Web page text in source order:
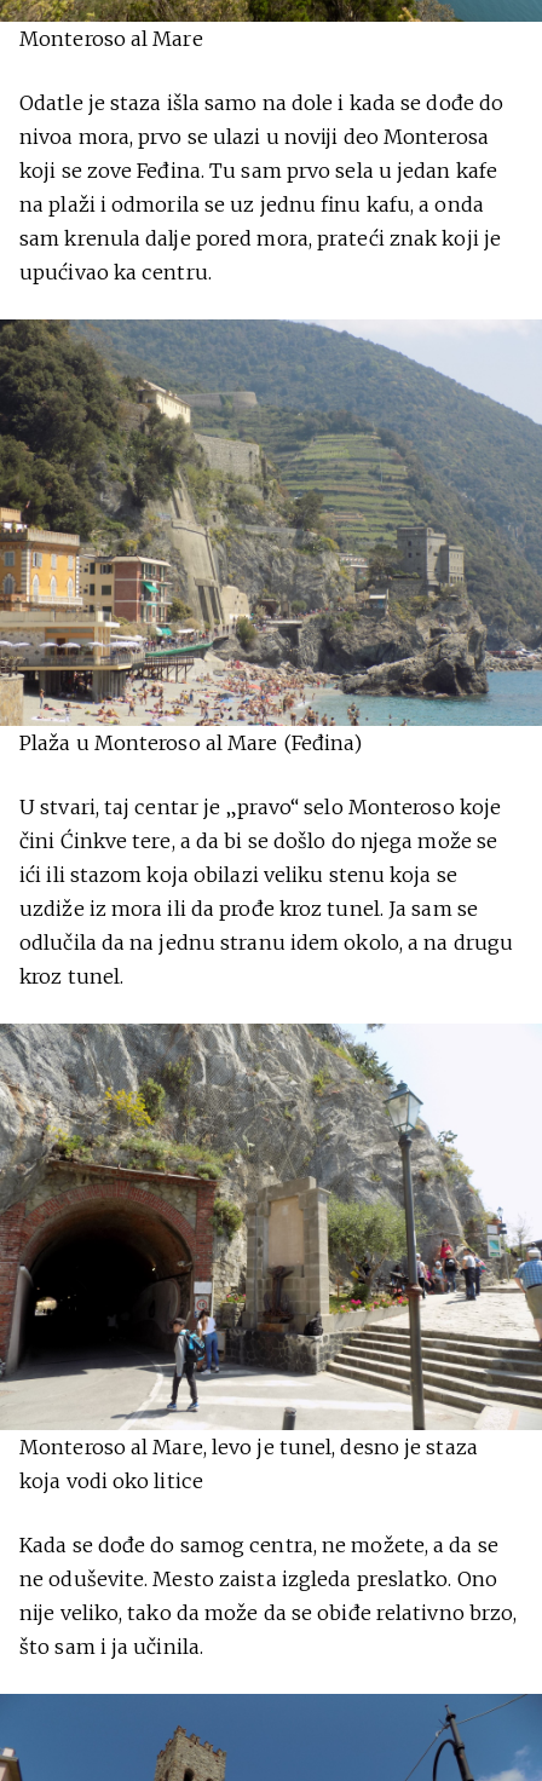
Monteroso al Mare
Odatle je staza išla samo na dole i kada se dođe do
nivoa mora, prvo se ulazi u noviji deo Monterosa
koji se zove Feđina. Tu sam prvo sela u jedan kafe
na plaži i odmorila se uz jednu finu kafu, a onda
sam krenula dalje pored mora, prateći znak koji je
upućivao ka centru.
Plaža u Monteroso al Mare (Feđina)
U stvari, taj centar je „pravo“ selo Monteroso koje
čini Ćinkve tere, a da bi se došlo do njega može se
ići ili stazom koja obilazi veliku stenu koja se
uzdiže iz mora ili da prođe kroz tunel. Ja sam se
odlučila da na jednu stranu idem okolo, a na drugu
kroz tunel.
Monteroso al Mare, levo je tunel, desno je staza
koja vodi oko litice
Kada se dođe do samog centra, ne možete, a da se
ne oduševite. Mesto zaista izgleda preslatko. Ono
nije veliko, tako da može da se obiđe relativno brzo,
što sam i ja učinila.